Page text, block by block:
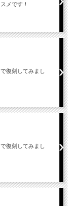
メです！
復刻してみまし
復刻してみまし